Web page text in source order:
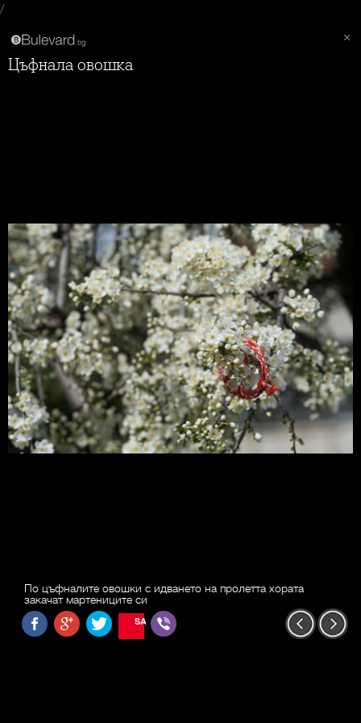
/
Цъфнала овошка
По цъфналите овошки с идването на пролетта хората
закачат мартениците си
SAVE